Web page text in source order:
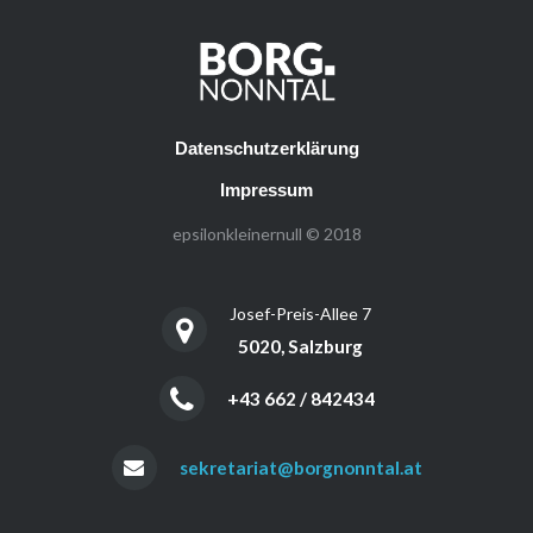
Datenschutzerklärung
Impressum
epsilonkleinernull © 2018
Josef-Preis-Allee 7
5020, Salzburg
+43 662 / 842434
sekretariat@borgnonntal.at